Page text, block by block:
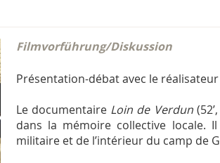
Filmvorführung/Diskussion
Présentation-débat avec le
Le documentaire Loin de Verdun
dans la mémoire collective locale.
militaire et de l’intérieur du camp de